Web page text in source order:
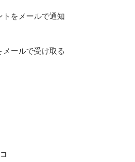
トをメールで通知
メールで受け取る